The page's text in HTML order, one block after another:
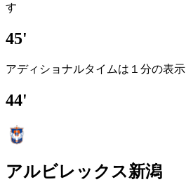
す
45'
アディショナルタイムは１分の表示
44'
アルビレックス新潟